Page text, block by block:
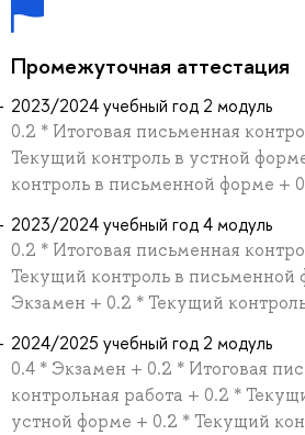
Промежуточная аттестация
2023/2024 учебный год 2 модуль
0.2 * Итоговая письменная
Текущий контроль в устной
контроль в письменной форме +
2023/2024 учебный год 4 модуль
0.2 * Итоговая письменная
Текущий контроль в письменной
Экзамен + 0.2 * Текущий
2024/2025 учебный год 2 модуль
0.4 * Экзамен + 0.2 * Итоговая
контрольная работа + 0.2 *
устной форме + 0.2 * Текущий